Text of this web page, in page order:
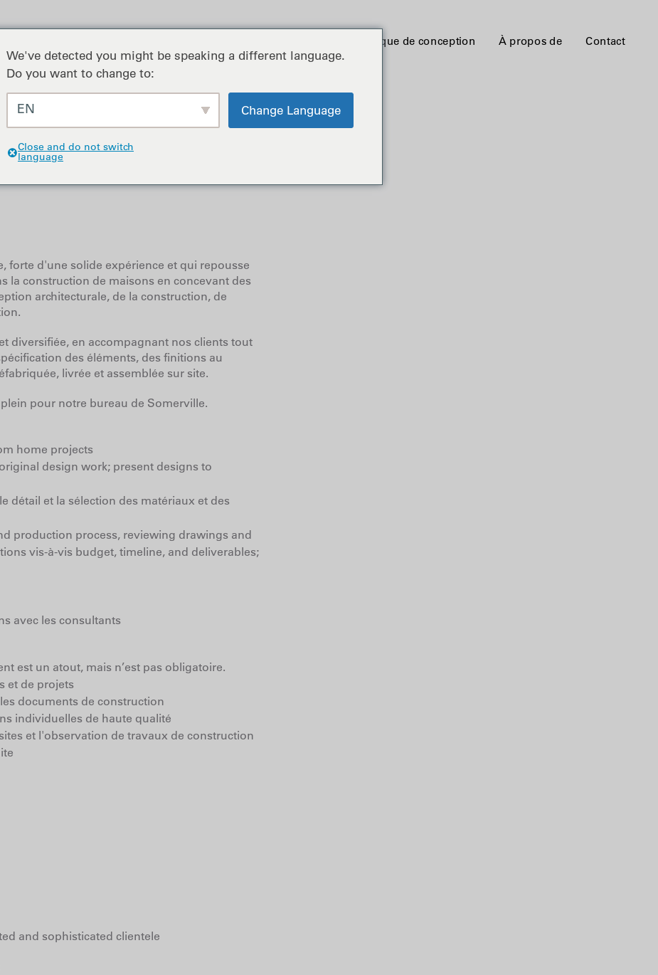
Bibliothèque de conception À propos de Contact
forte d'une solide expérience et qui repousse
la construction de maisons en concevant des
architecturale, de la construction, de
diversifiée, en accompagnant nos clients tout
des éléments, des finitions au
livrée et assemblée sur site.
pour notre bureau de Somerville.
home projects
design work; present designs to
détail et la sélection des matériaux et des
production process, reviewing drawings and
vis-à-vis budget, timeline, and deliverables;
avec les consultants
est un atout, mais n’est pas obligatoire.
et de projets
documents de construction
individuelles de haute qualité
et l'observation de travaux de construction
and sophisticated clientele
We've detected you might be speaking a different language.
Do you want to change to:
EN Change Language
Close and do not switch
language